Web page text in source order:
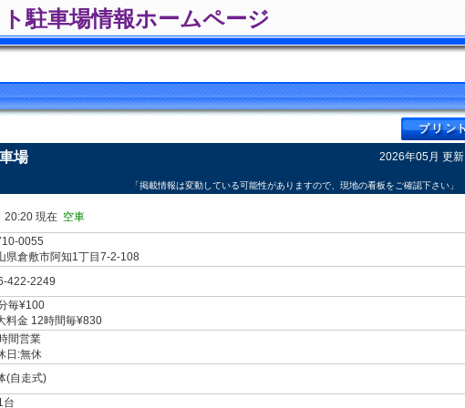
駐車場情報ホームページ
場 2026年05月 更新
「掲載情報は変動している可能性がありますので、現地の看板をご確認下さい」
20:20 現在 空車
0055
県倉敷市阿知1丁目7-2-108
422-2249
毎¥100
料金 12時間毎¥830
間営業
日:無休
(自走式)
台